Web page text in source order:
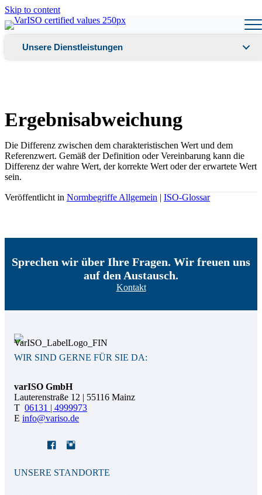
Skip to content
Unsere Dienstleistungen
Ergebnisabweichung
Die Differenz zwischen dem charakteristischen Wert und dem
Referenzwert. Gemäß der Definition oder Vereinbarung kann die
Differenz der wahre Wert, der korrekte Wert oder der erwartete Wert
sein.
Veröffentlicht in Normbegriffe Allgemein | ISO-Glossar
Sprechen wir über Ihre Fragen. Wir freuen uns
auf den Austausch.
Kontakt
WIR SIND GERNE FÜR SIE DA:
varISO GmbH
Lauterenstraße 12 | 55116 Mainz
T 06131 | 4999973
E info@variso.de
LinkedInYouTube
UNSERE STANDORTE